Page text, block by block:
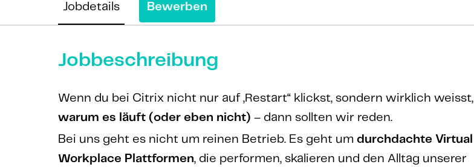
Jobdetails Bewerben
Jobbeschreibung
Wenn du bei Citrix nicht nur auf „Restart“ klickst, sondern wirklich weisst,
warum es läuft (oder eben nicht) – dann sollten wir reden.
Bei uns geht es nicht um reinen Betrieb. Es geht um durchdachte Virtual
Workplace Plattformen, die performen, skalieren und den Alltag unserer